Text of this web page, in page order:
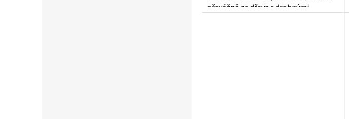
převážně ze dřeva s drobnými